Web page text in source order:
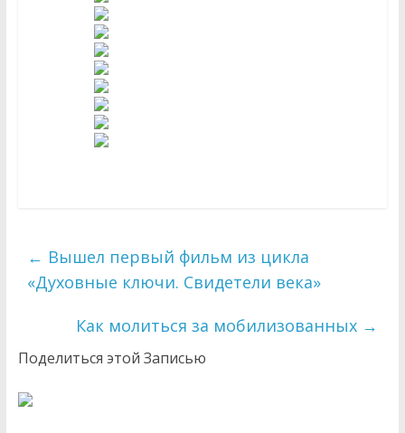
← Вышел первый фильм из цикла
«Духовные ключи. Свидетели века»
Как молиться за мобилизованных →
Поделиться этой Записью